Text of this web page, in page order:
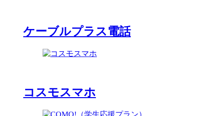
ケーブルプラス電話
コスモスマホ